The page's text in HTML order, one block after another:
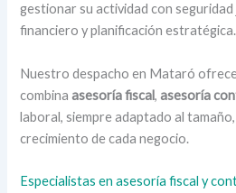
gestionar su actividad con
financiero y planificación estratégica.
Nuestro despacho en Mataró
combinaasesoría fiscal,asesoría
laboral, siempre adaptado al
crecimiento de cada negocio.
Especialistas en asesoría fiscal y